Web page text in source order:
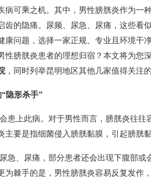
病可乘之机。其中，男性膀胱炎作为一
齿的隐痛。尿频、尿急、尿痛，这些看
康问题，选择一家正规、专业且环境干
性膀胱炎患者的理想归宿？本文将为您
，同时列举昆明地区其他几家值得关注
隐形杀手”
患上此病。对于男性而言，膀胱炎往
要是指细菌侵入膀胱黏膜，引起膀胱
急、尿痛，部分患者还会出现下腹部或
为棘手的是，男性膀胱炎容易反复发作